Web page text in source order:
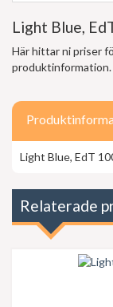
Light Blue,
Här hittar ni priser
produktinformation.
Light Blue, EdT
Relaterade